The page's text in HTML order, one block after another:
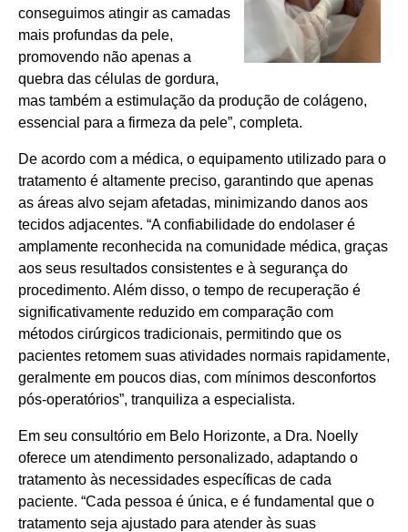
conseguimos atingir as camadas
mais profundas da pele,
promovendo não apenas a
quebra das células de gordura,
mas também a estimulação da produção de colágeno,
essencial para a firmeza da pele”, completa.
De acordo com a médica, o equipamento utilizado para o
tratamento é altamente preciso, garantindo que apenas
as áreas alvo sejam afetadas, minimizando danos aos
tecidos adjacentes. “A confiabilidade do endolaser é
amplamente reconhecida na comunidade médica, graças
aos seus resultados consistentes e à segurança do
procedimento. Além disso, o tempo de recuperação é
significativamente reduzido em comparação com
métodos cirúrgicos tradicionais, permitindo que os
pacientes retomem suas atividades normais rapidamente,
geralmente em poucos dias, com mínimos desconfortos
pós-operatórios”, tranquiliza a especialista.
Em seu consultório em Belo Horizonte, a Dra. Noelly
oferece um atendimento personalizado, adaptando o
tratamento às necessidades específicas de cada
paciente. “Cada pessoa é única, e é fundamental que o
tratamento seja ajustado para atender às suas